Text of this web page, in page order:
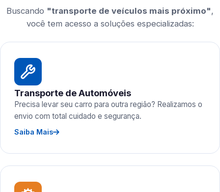
Buscando "transporte de veículos mais próximo",
você tem acesso a soluções especializadas:
Transporte de Automóveis
Precisa levar seu carro para outra região? Realizamos o
envio com total cuidado e segurança.
Saiba Mais